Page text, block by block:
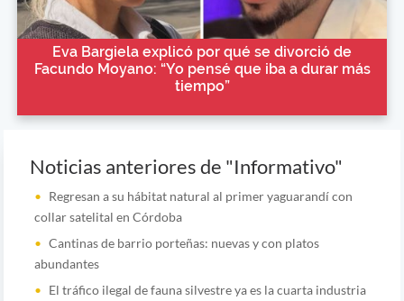
Eva Bargiela explicó por qué se divorció de
Facundo Moyano: “Yo pensé que iba a durar más
tiempo”
Noticias anteriores de "Informativo"
Regresan a su hábitat natural al primer yaguarandí con
collar satelital en Córdoba
Cantinas de barrio porteñas: nuevas y con platos
abundantes
El tráfico ilegal de fauna silvestre ya es la cuarta industria